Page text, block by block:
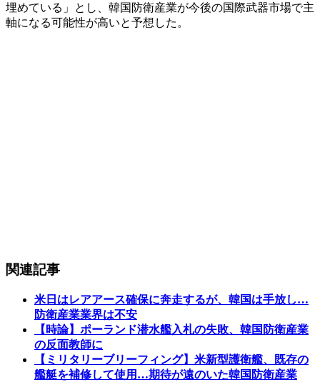
埋めている」とし、韓国防衛産業が今後の国際武器市場で主
軸になる可能性が高いと予想した。
関連記事
米日はレアアース確保に奔走するが、韓国は手放し…
防衛産業業界は不安
【時論】ポーランド潜水艦入札の失敗、韓国防衛産業
の反面教師に
【ミリタリーブリーフィング】米新型護衛艦、既存の
艦艇を補修して使用…期待が遠のいた韓国防衛産業